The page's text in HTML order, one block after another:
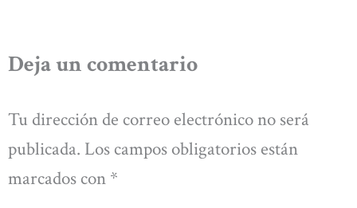
Deja un comentario
Tu dirección de correo electrónico no será
publicada. Los campos obligatorios están
marcados con *